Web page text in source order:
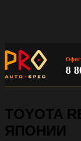
Офис
8
TOYOTA
ЯПОНИИ